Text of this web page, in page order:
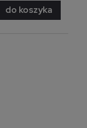
do koszyka